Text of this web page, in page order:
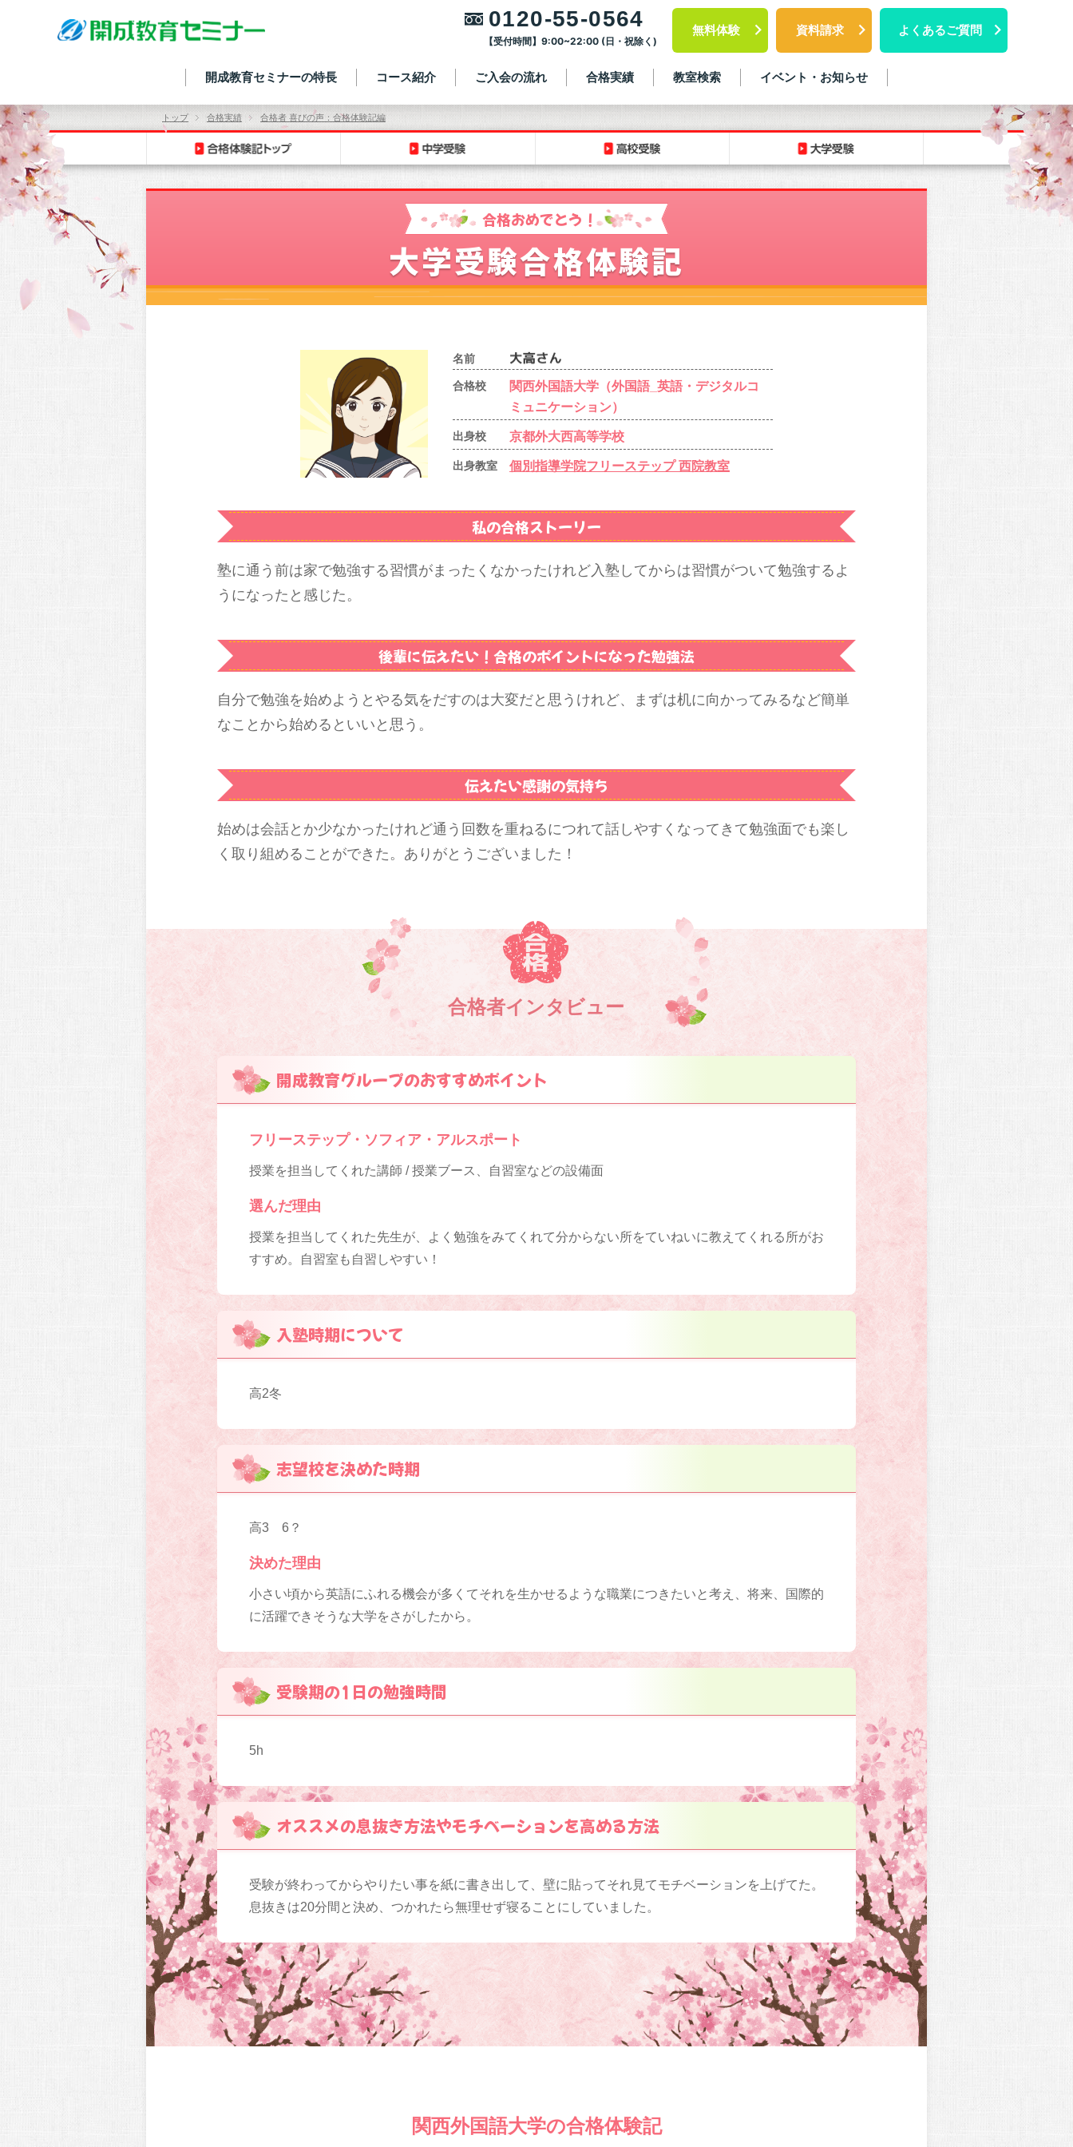
0120-55-0564
【受付時間】9:00~22:00 (日・祝除く)
無料体験 資料請求 よくあるご質問
開成教育セミナーの特長 コース紹介 ご入会の流れ 合格実績 教室検索 イベント・お知らせ
トップ 合格実績 合格者 喜びの声：合格体験記編
合格おめでとう！
大学受験合格体験記
名前
合格校
関西外国語大学（外国語_英語・デジタルコ
ミュニケーション）
出身校 京都外大西高等学校
出身教室 個別指導学院フリーステップ 西院教室
私の合格ストーリー
塾に通う前は家で勉強する習慣がまったくなかったけれど入塾してからは習慣がついて勉強するよ
うになったと感じた。
後輩に伝えたい！ 合格のポイントになった勉強法
自分で勉強を始めようとやる気をだすのは大変だと思うけれど、まずは机に向かってみるなど簡単
なことから始めるといいと思う。
伝えたい感謝の気持ち
始めは会話とか少なかったけれど通う回数を重ねるにつれて話しやすくなってきて勉強面でも楽し
く取り組めることができた。ありがとうございました！
合格者インタビュー
開成教育グループのおすすめポイント
フリーステップ・ソフィア・アルスポート
授業を担当してくれた講師 / 授業ブース、自習室などの設備面
選んだ理由
授業を担当してくれた先生が、よく勉強をみてくれて分からない所をていねいに教えてくれる所がお
すすめ。自習室も自習しやすい！
入塾時期について
高2冬
志望校を決めた時期
高3 6？
決めた理由
小さい頃から英語にふれる機会が多くてそれを生かせるような職業につきたいと考え、将来、国際的
に活躍できそうな大学をさがしたから。
受験期の1日の勉強時間
5h
オススメの息抜き方法やモチベーションを高める方法
受験が終わってからやりたい事を紙に書き出して、壁に貼ってそれ見てモチベーションを上げてた。
息抜きは20分間と決め、つかれたら無理せず寝ることにしていました。
関西外国語大学の合格体験記